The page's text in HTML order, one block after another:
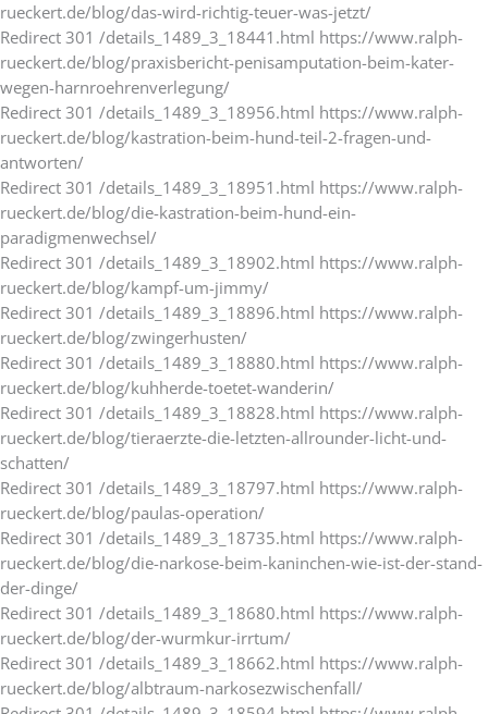
rueckert.de/blog/das-wird-richtig-teuer-was-jetzt/
Redirect 301 /details_1489_3_18441.html https://www.ralph-
rueckert.de/blog/praxisbericht-penisamputation-beim-kater-
wegen-harnroehrenverlegung/
Redirect 301 /details_1489_3_18956.html https://www.ralph-
rueckert.de/blog/kastration-beim-hund-teil-2-fragen-und-
antworten/
Redirect 301 /details_1489_3_18951.html https://www.ralph-
rueckert.de/blog/die-kastration-beim-hund-ein-
paradigmenwechsel/
Redirect 301 /details_1489_3_18902.html https://www.ralph-
rueckert.de/blog/kampf-um-jimmy/
Redirect 301 /details_1489_3_18896.html https://www.ralph-
rueckert.de/blog/zwingerhusten/
Redirect 301 /details_1489_3_18880.html https://www.ralph-
rueckert.de/blog/kuhherde-toetet-wanderin/
Redirect 301 /details_1489_3_18828.html https://www.ralph-
rueckert.de/blog/tieraerzte-die-letzten-allrounder-licht-und-
schatten/
Redirect 301 /details_1489_3_18797.html https://www.ralph-
rueckert.de/blog/paulas-operation/
Redirect 301 /details_1489_3_18735.html https://www.ralph-
rueckert.de/blog/die-narkose-beim-kaninchen-wie-ist-der-stand-
der-dinge/
Redirect 301 /details_1489_3_18680.html https://www.ralph-
rueckert.de/blog/der-wurmkur-irrtum/
Redirect 301 /details_1489_3_18662.html https://www.ralph-
rueckert.de/blog/albtraum-narkosezwischenfall/